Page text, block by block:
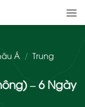
Á / Trung
– 6 Ngày